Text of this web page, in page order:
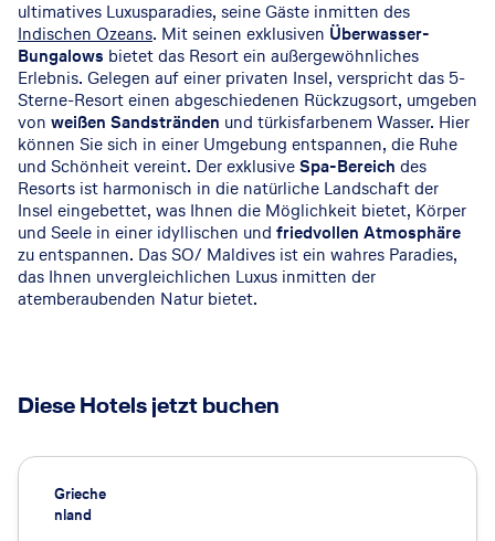
ultimatives Luxusparadies, seine Gäste inmitten des
Indischen Ozeans. Mit seinen exklusiven Überwasser-
Bungalows bietet das Resort ein außergewöhnliches
Erlebnis. Gelegen auf einer privaten Insel, verspricht das 5-
Sterne-Resort einen abgeschiedenen Rückzugsort, umgeben
von weißen Sandstränden und türkisfarbenem Wasser. Hier
können Sie sich in einer Umgebung entspannen, die Ruhe
und Schönheit vereint. Der exklusiveSpa-Bereich des
Resorts ist harmonisch in die natürliche Landschaft der
Insel eingebettet, was Ihnen die Möglichkeit bietet, Körper
und Seele in einer idyllischen und friedvollen Atmosphäre
zu entspannen. Das SO/ Maldives ist ein wahres Paradies,
das Ihnen unvergleichlichen Luxus inmitten der
atemberaubenden Natur bietet.
Diese Hotels jetzt buchen
Grieche
nland